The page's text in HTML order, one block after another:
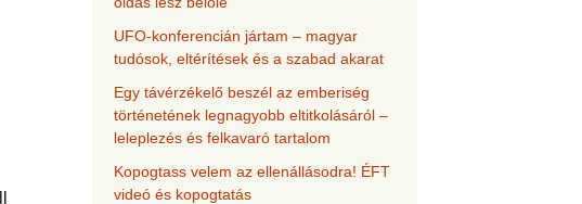
UFO-konferencián jártam – magyar
tudósok, eltérítések és a szabad akarat
Egy távérzékelő beszél az emberiség
történetének legnagyobb eltitkolásáról –
leleplezés és felkavaró tartalom
Kopogtass velem az ellenállásodra! ÉFT
videó és kopogtatás